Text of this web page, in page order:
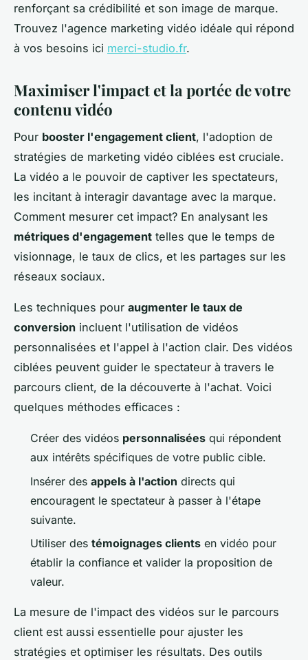
renforçant sa crédibilité et son image de marque.
Trouvez l'agence marketing vidéo idéale qui répond
à vos besoins ici merci-studio.fr.
Maximiser l'impact et la portée de votre
contenu vidéo
Pour booster l'engagement client, l'adoption de
stratégies de marketing vidéo ciblées est cruciale.
La vidéo a le pouvoir de captiver les spectateurs,
les incitant à interagir davantage avec la marque.
Comment mesurer cet impact? En analysant les
métriques d'engagement telles que le temps de
visionnage, le taux de clics, et les partages sur les
réseaux sociaux.
Les techniques pour augmenter le taux de
conversion incluent l'utilisation de vidéos
personnalisées et l'appel à l'action clair. Des vidéos
ciblées peuvent guider le spectateur à travers le
parcours client, de la découverte à l'achat. Voici
quelques méthodes efficaces :
Créer des vidéos personnalisées qui répondent
aux intérêts spécifiques de votre public cible.
Insérer des appels à l'action directs qui
encouragent le spectateur à passer à l'étape
suivante.
Utiliser des témoignages clients en vidéo pour
établir la confiance et valider la proposition de
valeur.
La mesure de l'impact des vidéos sur le parcours
client est aussi essentielle pour ajuster les
stratégies et optimiser les résultats. Des outils